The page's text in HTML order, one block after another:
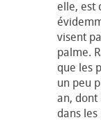
elle, est
visent
palme.
que les
un peu
an, dont
dans